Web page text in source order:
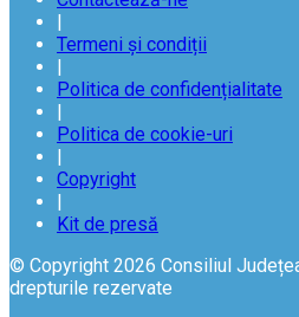
|
Termeni și condiții
|
Politica de confidențialitate
|
Politica de cookie-uri
|
Copyright
|
Kit de presă
© Copyright 2026 Consiliul
drepturile rezervate